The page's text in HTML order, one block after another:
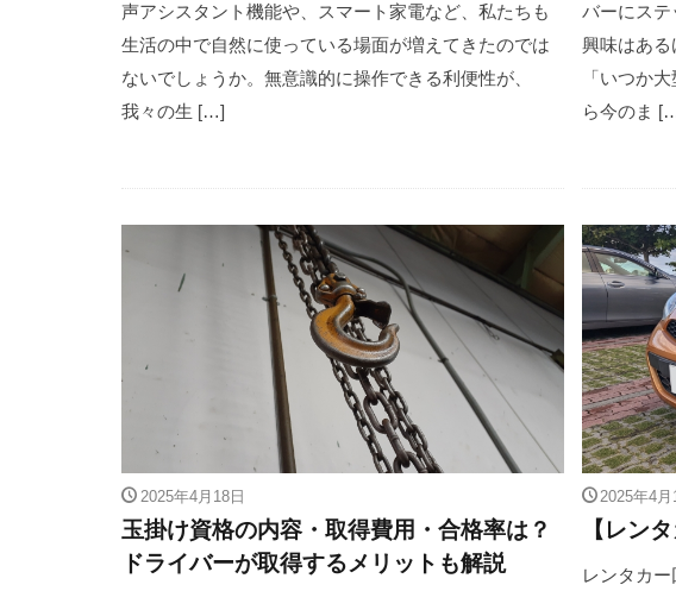
声アシスタント機能や、スマート家電など、私たちも
生活の中で自然に使っている場面が増えてきたのでは
ないでしょうか。無意識的に操作できる利便性が、
我々の生 […]
バーにステ
興味はある
「いつか
ら今のま
2025年4月18日
玉掛け資格の内容・取得費用・合格率は？
ドライバーが取得するメリットも解説
2025年4月
【レン
レンタカ